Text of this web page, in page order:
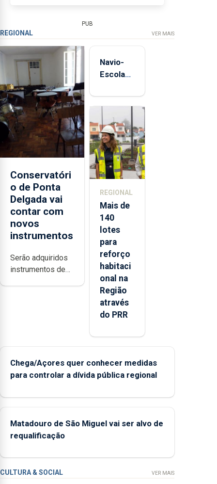
PUB
REGIONAL VER MAIS
Conservatóri
o de Ponta
Delgada vai
contar com
novos
instrumentos
Serão adquiridos
instrumentos de
instituição
Navio-
Escola
está de
aos
Açores
REGIONAL
Mais de
140
lotes
para
reforço
habitaci
onal na
Região
através
do PRR
Chega/Açores quer conhecer medidas
para controlar a dívida pública regional
Matadouro de São Miguel vai ser alvo de
requalificação
CULTURA & SOCIAL VER MAIS